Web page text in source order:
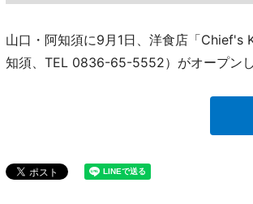
山口・阿知須に9月1日、洋食店「
知須、TEL 0836-65-5552）がオープン